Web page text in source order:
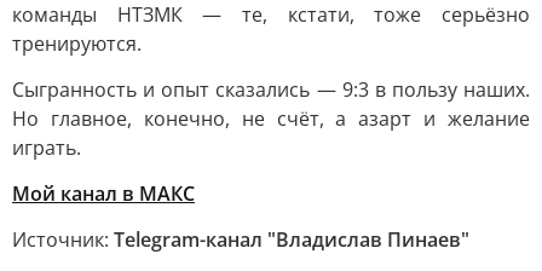
команды НТЗМК — те, кстати, тоже серьёзно
тренируются.
Сыгранность и опыт сказались — 9:3 в пользу наших.
Но главное, конечно, не счёт, а азарт и желание
играть.
Мой канал в МАКС
Источник: Telegram-канал "Владислав Пинаев"